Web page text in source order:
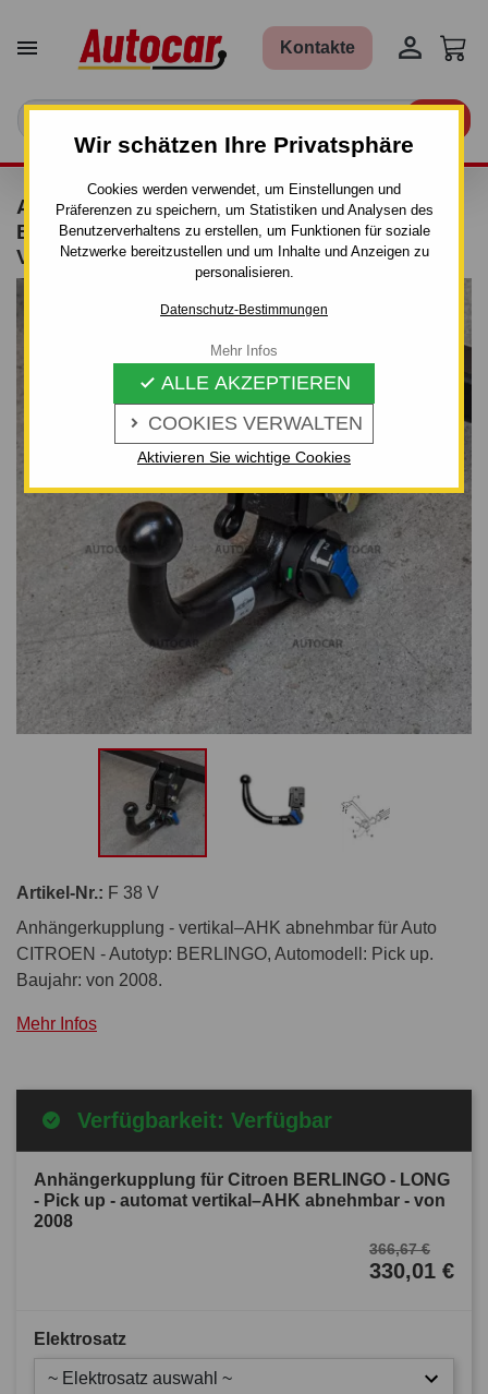
Wir schätzen Ihre Privatsphäre
Cookies werden verwendet, um Einstellungen und
Präferenzen zu speichern, um Statistiken und Analysen des
Benutzerverhaltens zu erstellen, um Funktionen für soziale
Netzwerke bereitzustellen und um Inhalte und Anzeigen zu
personalisieren.
Datenschutz-Bestimmungen
 COOKIES VERWALTEN
 ALLE AKZEPTIEREN
Aktivieren Sie wichtige Cookies
Mehr Infos
 Kontakte 
ANHÄNGERKUPPLUNG FÜR CITROEN
BERLINGO - LONG - PICK UP - AUTOMAT
VERTIKAL–AHK ABNEHMBAR - VON 2008
Artikel-Nr.: F 38 V
Anhängerkupplung - vertikal–AHK abnehmbar für Auto
CITROEN - Autotyp: BERLINGO, Automodell: Pick up.
Baujahr: von 2008.
Mehr Infos
Verfügbarkeit: Verfügbar
Anhängerkupplung für Citroen BERLINGO - LONG
- Pick up - automat vertikal–AHK abnehmbar - von
2008
366,67 €
330,01 €
Elektrosatz
~ Elektrosatz auswahl ~